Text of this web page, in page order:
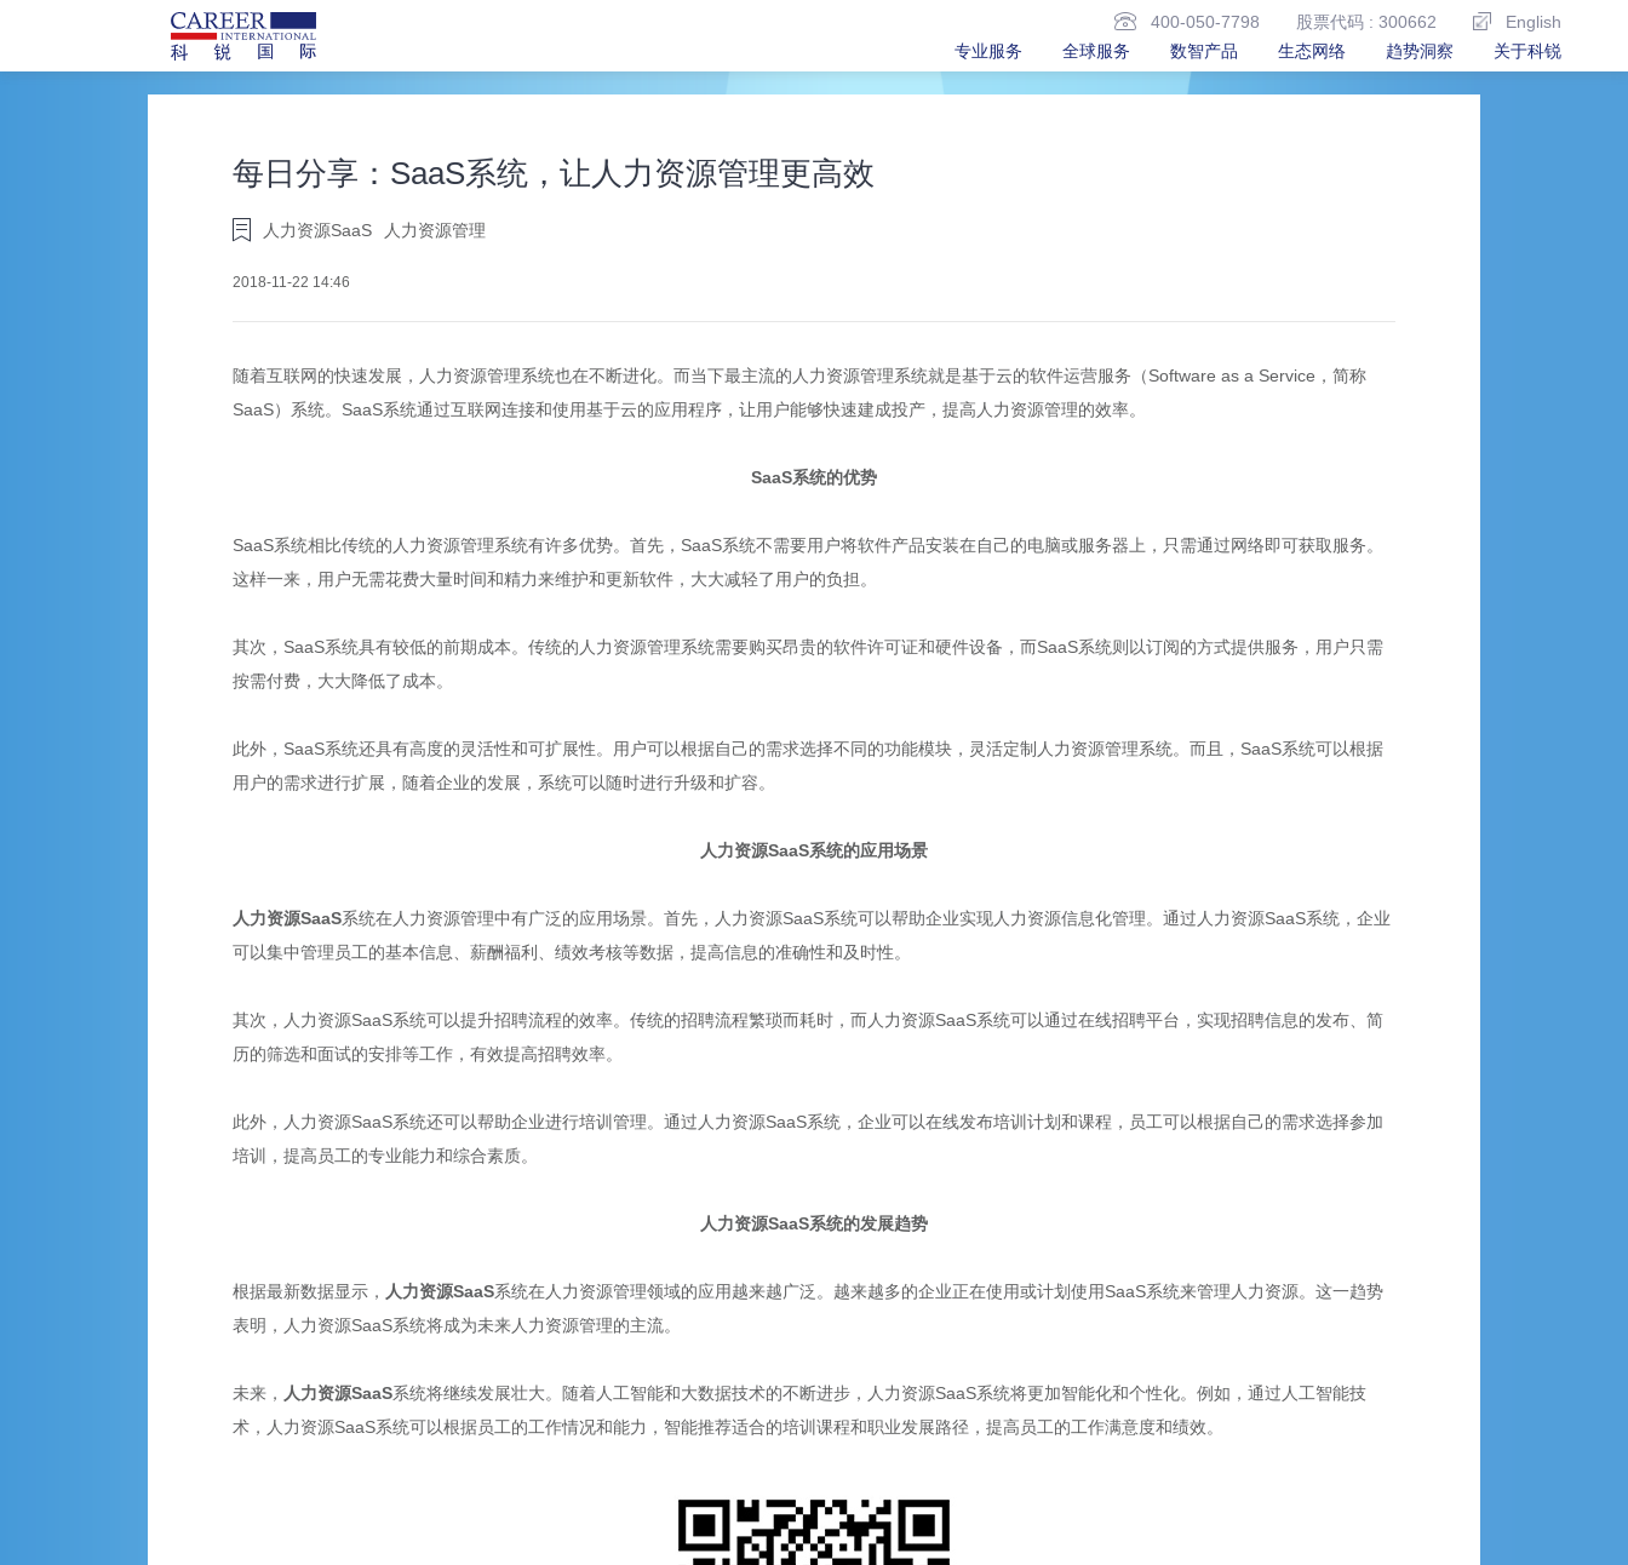
400-050-7798 股票代码 : 300662
English
专业服务
全球服务 数智产品 生态网络 趋势洞察 关于科锐
每日分享：SaaS系统，让人力资源管理更高效
人力资源SaaS 人力资源管理
2018-11-22 14:46
随着互联网的快速发展，人力资源管理系统也在不断进化。而当下最主流的人力资源管理系统就是基于云的软件运营服务（Software as a Service，简称
SaaS）系统。SaaS系统通过互联网连接和使用基于云的应用程序，让用户能够快速建成投产，提高人力资源管理的效率。
SaaS系统的优势
SaaS系统相比传统的人力资源管理系统有许多优势。首先，SaaS系统不需要用户将软件产品安装在自己的电脑或服务器上，只需通过网络即可获取服务。
这样一来，用户无需花费大量时间和精力来维护和更新软件，大大减轻了用户的负担。
其次，SaaS系统具有较低的前期成本。传统的人力资源管理系统需要购买昂贵的软件许可证和硬件设备，而SaaS系统则以订阅的方式提供服务，用户只需
按需付费，大大降低了成本。
此外，SaaS系统还具有高度的灵活性和可扩展性。用户可以根据自己的需求选择不同的功能模块，灵活定制人力资源管理系统。而且，SaaS系统可以根据
用户的需求进行扩展，随着企业的发展，系统可以随时进行升级和扩容。
人力资源SaaS系统的应用场景
人力资源SaaS系统在人力资源管理中有广泛的应用场景。首先，人力资源SaaS系统可以帮助企业实现人力资源信息化管理。通过人力资源SaaS系统，企业
可以集中管理员工的基本信息、薪酬福利、绩效考核等数据，提高信息的准确性和及时性。
其次，人力资源SaaS系统可以提升招聘流程的效率。传统的招聘流程繁琐而耗时，而人力资源SaaS系统可以通过在线招聘平台，实现招聘信息的发布、简
历的筛选和面试的安排等工作，有效提高招聘效率。
此外，人力资源SaaS系统还可以帮助企业进行培训管理。通过人力资源SaaS系统，企业可以在线发布培训计划和课程，员工可以根据自己的需求选择参加
培训，提高员工的专业能力和综合素质。
人力资源SaaS系统的发展趋势
根据最新数据显示， 人力资源SaaS系统在人力资源管理领域的应用越来越广泛。越来越多的企业正在使用或计划使用SaaS系统来管理人力资源。这一趋势
表明，人力资源SaaS系统将成为未来人力资源管理的主流。
未来， 人力资源SaaS系统将继续发展壮大。随着人工智能和大数据技术的不断进步，人力资源SaaS系统将更加智能化和个性化。例如，通过人工智能技
术，人力资源SaaS系统可以根据员工的工作情况和能力，智能推荐适合的培训课程和职业发展路径，提高员工的工作满意度和绩效。